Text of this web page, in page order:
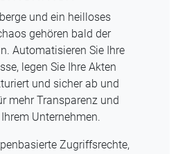
und ein heilloses
gehören bald der
Automatisieren Sie Ihre
legen Sie Ihre Akten
und sicher ab und
mehr Transparenz und
Unternehmen.
Zugriffsrechte,